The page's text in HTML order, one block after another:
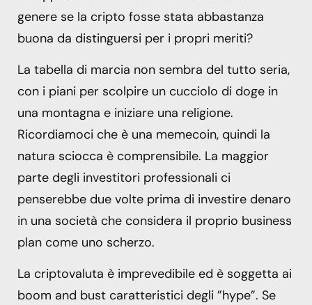
genere se la cripto fosse stata abbastanza
buona da distinguersi per i propri meriti?
La tabella di marcia non sembra del tutto seria,
con i piani per scolpire un cucciolo di doge in
una montagna e iniziare una religione.
Ricordiamoci che è una memecoin, quindi la
natura sciocca è comprensibile. La maggior
parte degli investitori professionali ci
penserebbe due volte prima di investire denaro
in una società che considera il proprio business
plan come uno scherzo.
La criptovaluta è imprevedibile ed è soggetta ai
boom and bust caratteristici degli ”hype”. Se